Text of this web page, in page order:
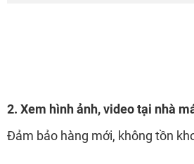
2. Xem hình ảnh, video tại nhà
Đảm bảo hàng mới, không tồn